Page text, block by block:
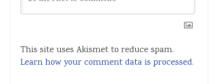
This site uses Akismet to reduce spam.
Learn how your comment data is processed.